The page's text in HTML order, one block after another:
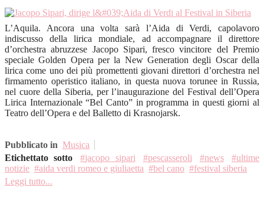
L’Aquila. Ancora una volta sarà l’Aida di Verdi, capolavoro
indiscusso della lirica mondiale, ad accompagnare il direttore
d’orchestra abruzzese Jacopo Sipari, fresco vincitore del Premio
speciale Golden Opera per la New Generation degli Oscar della
lirica come uno dei più promettenti giovani direttori d’orchestra nel
firmamento operistico italiano, in questa nuova torunee in Russia,
nel cuore della Siberia, per l’inaugurazione del Festival dell’Opera
Lirica Internazionale “Bel Canto” in programma in questi giorni al
Teatro dell’Opera e del Balletto di Krasnojarsk.
Pubblicato in Musica
Etichettato sotto
jacopo sipari pescasseroli news
ultime
notizie
aida verdi romeo e giuliaetta bel cano
festival siberia
Leggi tutto...